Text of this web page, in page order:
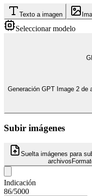
Texto a imagen
Seleccionar modelo
Generación GPT Image 2 de
Subir imágenes
Suelta imágenes para
archivos
Indicación
86/5000